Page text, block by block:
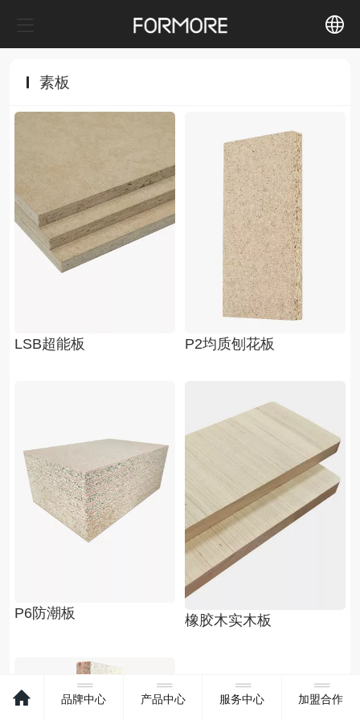
素板
LSB超能板 P2均质刨花板
P6防潮板 橡胶木实木板
品牌中心 产品中心 服务中心 加盟合作